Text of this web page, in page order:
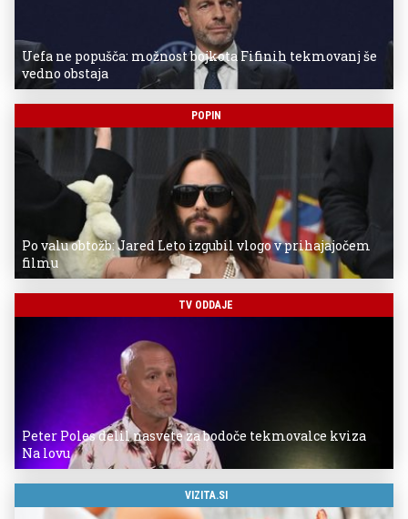
Uefa ne popušča: možnost bojkota Fifinih tekmovanj še
vedno obstaja
POPIN
Po valu obtožb: Jared Leto izgubil vlogo v prihajajočem
filmu
TV ODDAJE
Peter Poles delil nasvete za bodoče tekmovalce kviza
Na lovu
VIZITA.SI